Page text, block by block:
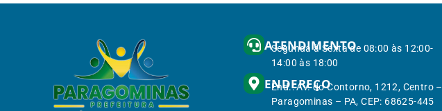
ATENDIMENTO
Segunda à Sexta de 08:00 às 12:00-
14:00 às 18:00
ENDEREÇO
End.: Av. do Contorno, 1212, Centro –
Paragominas – PA, CEP: 68625-445